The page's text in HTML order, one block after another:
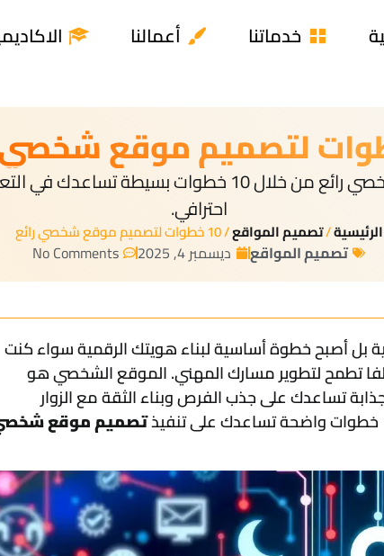
خدماتنا أعمالنا
اكتشف كيفية تصميم موقع شخصي رائع من خلال 10
احترافي.
الرئيسية/تصميم المواقع/ 10 خطوات لتصميم موقع شخصي رائع
تصميم المواقع ديسمبر 4, 2025 No Comments
بل أصبح خطوة أساسية لبناء هويتك الرقمية سواء كنت
تطمح لتطوير مسارك المهني. الموقع الشخصي هو
تساعدك على جذب الفرص وبناء الثقة مع الزوار
تصميم موقع